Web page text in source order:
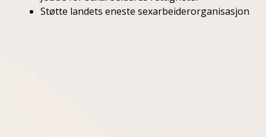
Støtte landets eneste sexarbeiderorganisasjon